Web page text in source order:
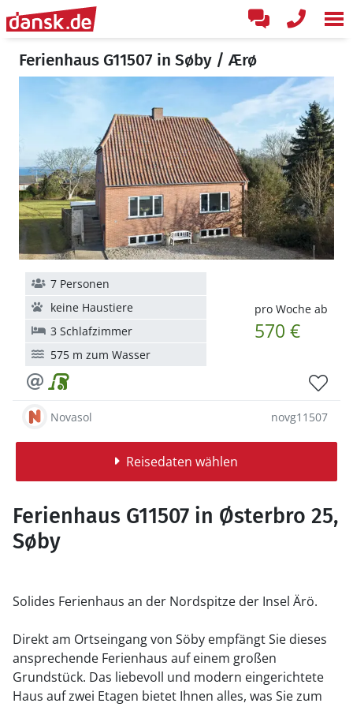
Ferienhaus G11507 in Søby / Ærø
pro Woche ab
570 €
7 Personen
keine Haustiere
3 Schlafzimmer
575 m zum Wasser
Novasol novg11507
Reisedaten wählen
Ferienhaus G11507 in Østerbro 25,
Søby
Solides Ferienhaus an der Nordspitze der Insel Ärö.
Direkt am Ortseingang von Söby empfängt Sie dieses
ansprechende Ferienhaus auf einem großen
Grundstück. Das liebevoll und modern eingerichtete
Haus auf zwei Etagen bietet Ihnen alles, was Sie zum